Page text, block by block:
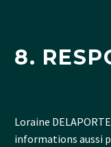
8.
Loraine
informations aussi